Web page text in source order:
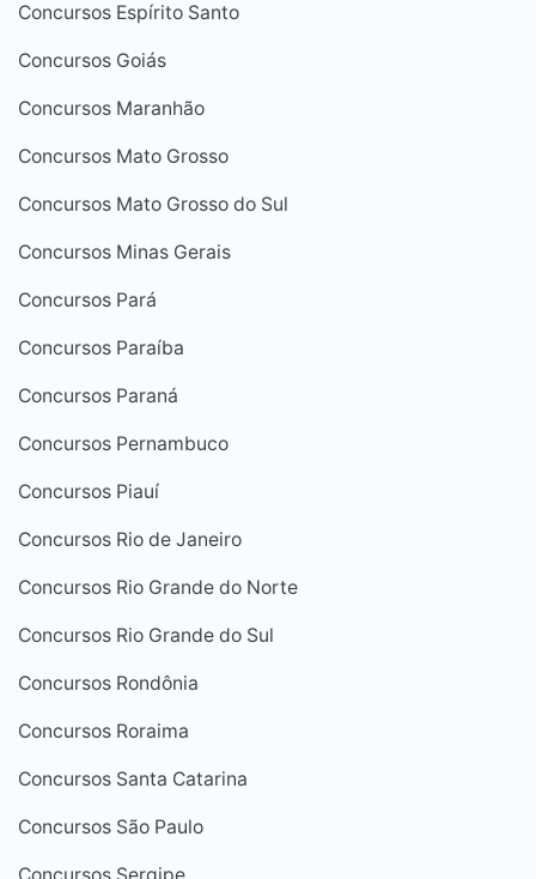
Concursos Espírito Santo
Concursos Goiás
Concursos Maranhão
Concursos Mato Grosso
Concursos Mato Grosso do Sul
Concursos Minas Gerais
Concursos Pará
Concursos Paraíba
Concursos Paraná
Concursos Pernambuco
Concursos Piauí
Concursos Rio de Janeiro
Concursos Rio Grande do Norte
Concursos Rio Grande do Sul
Concursos Rondônia
Concursos Roraima
Concursos Santa Catarina
Concursos São Paulo